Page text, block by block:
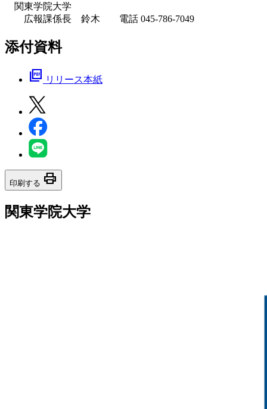
関東学院大学
広報課係長 鈴木 電話 045-786-7049
添付資料
picture_as_pdf リリース本紙
印刷する print
関東学院大学